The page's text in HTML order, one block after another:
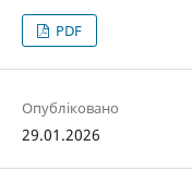
PDF
Опубліковано
29.01.2026